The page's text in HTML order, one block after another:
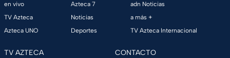
en vivo
TV Azteca
Azteca UNO
Azteca 7
Noticias
Deportes
adn Noticias
a más +
TV Azteca Internacional
TV AZTECA CONTACTO